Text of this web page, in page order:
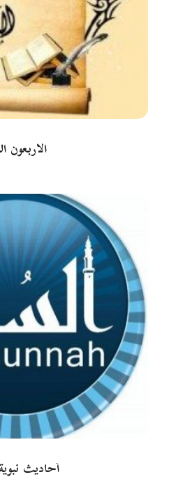
الأربعون
أحاديث